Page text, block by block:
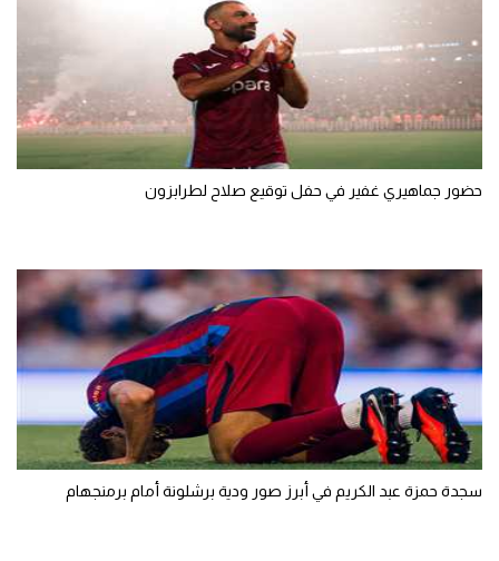
حضور جماهيري غفير في حفل توقيع صلاح لطرابزون
سجدة حمزة عبد الكريم في أبرز صور ودية برشلونة أمام برمنجهام